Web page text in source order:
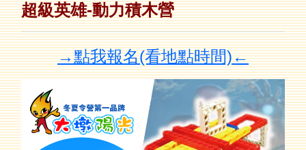
超級英雄-動力積木營
→點我報名(看地點時間)←